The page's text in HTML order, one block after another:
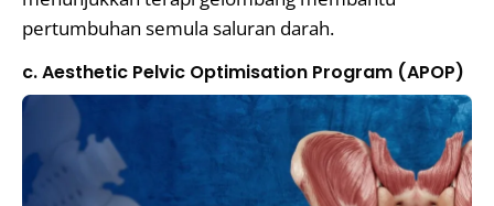
pertumbuhan semula saluran darah.
c. Aesthetic Pelvic Optimisation Program (APOP)